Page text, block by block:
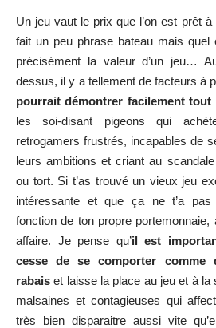
Un jeu vaut le prix que l’on est prêt
fait un peu phrase bateau mais quel
précisément la valeur d’un jeu…
dessus, il y a tellement de facteurs à
pourrait démontrer facilement
les soi-disant pigeons qui
retrogamers frustrés, incapables de
leurs ambitions et criant au
ou tort. Si t’as trouvé un vieux jeu
intéressante et que ça ne t’a pas
fonction de ton propre portemonnaie,
affaire. Je pense qu’il est
cesse de se comporter comme
rabais et laisse la place au jeu et à la
malsaines et contagieuses qui
très bien disparaitre aussi vite